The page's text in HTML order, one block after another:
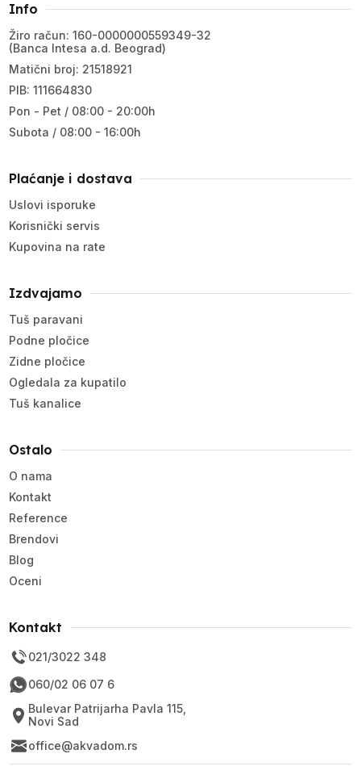
Info
Žiro račun: 160-0000000559349-32
(Banca Intesa a.d. Beograd)
Matični broj: 21518921
PIB: 111664830
Pon - Pet / 08:00 - 20:00h
Subota / 08:00 - 16:00h
Plaćanje i dostava
Uslovi isporuke
Korisnički servis
Kupovina na rate
Izdvajamo
Tuš paravani
Podne pločice
Zidne pločice
Ogledala za kupatilo
Tuš kanalice
Ostalo
O nama
Kontakt
Reference
Brendovi
Blog
Oceni
Kontakt
021/3022 348
060/02 06 07 6
Bulevar Patrijarha Pavla 115,
Novi Sad
office@akvadom.rs